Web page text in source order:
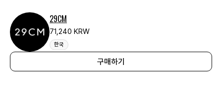
29CM
71,240 KRW
한국
구매하기